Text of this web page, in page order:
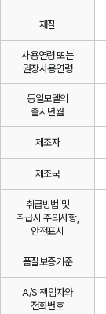
재질
사용연령 또는
권장사용연령
동일모델의
출시년월
제조자
제조국
취급방법 및
취급시 주의사항,
안전표시
품질보증기준
A/S 책임자와
전화번호